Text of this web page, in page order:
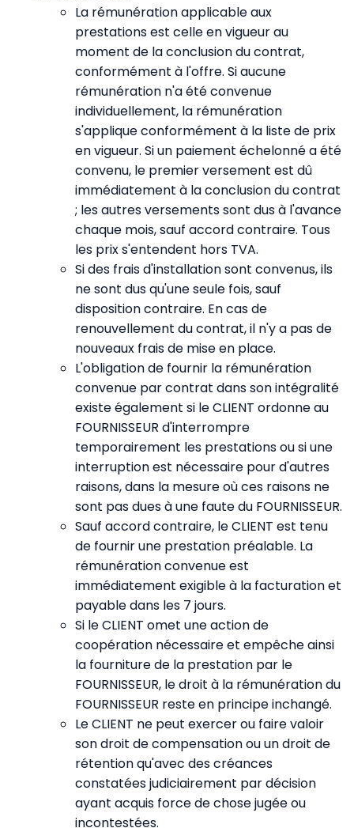
La rémunération applicable aux
prestations est celle en vigueur au
moment de la conclusion du contrat,
conformément à l'offre. Si aucune
rémunération n'a été convenue
individuellement, la rémunération
s'applique conformément à la liste de prix
en vigueur. Si un paiement échelonné a été
convenu, le premier versement est dû
immédiatement à la conclusion du contrat
; les autres versements sont dus à l'avance
chaque mois, sauf accord contraire. Tous
les prix s'entendent hors TVA.
Si des frais d'installation sont convenus, ils
ne sont dus qu'une seule fois, sauf
disposition contraire. En cas de
renouvellement du contrat, il n'y a pas de
nouveaux frais de mise en place.
L'obligation de fournir la rémunération
convenue par contrat dans son intégralité
existe également si le CLIENT ordonne au
FOURNISSEUR d'interrompre
temporairement les prestations ou si une
interruption est nécessaire pour d'autres
raisons, dans la mesure où ces raisons ne
sont pas dues à une faute du FOURNISSEUR.
Sauf accord contraire, le CLIENT est tenu
de fournir une prestation préalable. La
rémunération convenue est
immédiatement exigible à la facturation et
payable dans les 7 jours.
Si le CLIENT omet une action de
coopération nécessaire et empêche ainsi
la fourniture de la prestation par le
FOURNISSEUR, le droit à la rémunération du
FOURNISSEUR reste en principe inchangé.
Le CLIENT ne peut exercer ou faire valoir
son droit de compensation ou un droit de
rétention qu'avec des créances
constatées judiciairement par décision
ayant acquis force de chose jugée ou
incontestées.